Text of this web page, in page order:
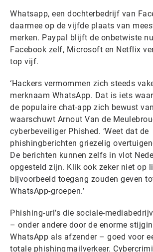
Whatsapp, een dochterbedrijf van
daarmee op de vijfde plaats van
merken. Paypal blijft de onbetwiste
Facebook zelf, Microsoft en Netflix
top vijf.
‘Hackers vermommen zich steeds
merknaam WhatsApp. Dat is iets
de populaire chat-app zich bewust
waarschuwt Arnout Van de
cyberbeveiliger Phished. ‘Weet dat de
phishingberichten griezelig
De berichten kunnen zelfs in vlot
opgesteld zijn. Klik ook zeker niet op
bijvoorbeeld toegang zouden geven
WhatsApp-groepen.’
Phishing-url’s die sociale-
– onder andere door de enorme
WhatsApp als afzender – goed voor
totale phishingmailverkeer.